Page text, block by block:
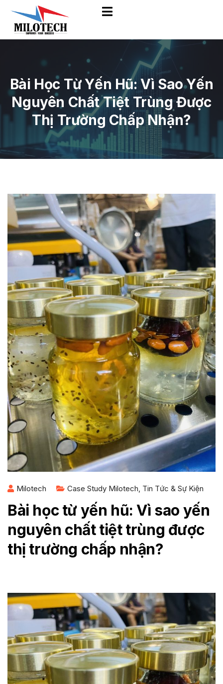
Bài Học Từ Yến Hũ: Vì Sao Yến
Nguyên Chất Tiệt Trùng Được
Thị Trường Chấp Nhận?
Milotech Case Study Milotech Tin Tức & Sự Kiện
Bài học từ yến hũ: Vì sao yến
nguyên chất tiệt trùng được
thị trường chấp nhận?